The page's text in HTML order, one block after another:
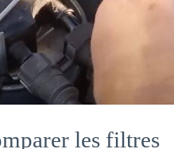
les filtres